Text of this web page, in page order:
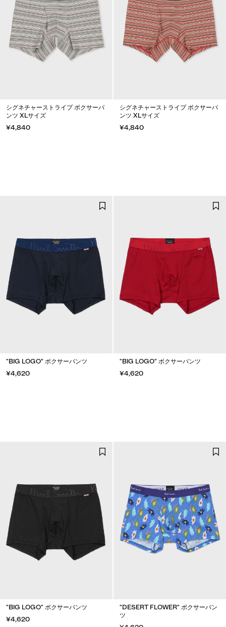
シグネチャーストライプ ボクサーパ
ンツ XLサイズ
¥4,840
シグネチャーストライプ ボクサーパ
ンツ XLサイズ
¥4,840
"BIG LOGO" ボクサーパンツ
¥4,620
"BIG LOGO" ボクサーパンツ
¥4,620
"BIG LOGO" ボクサーパンツ
¥4,620
"DESERT FLOWER" ボクサーパン
ツ